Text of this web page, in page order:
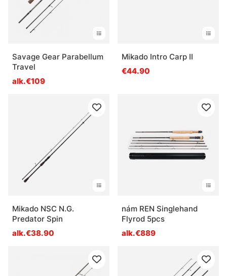
Savage Gear Parabellum
Travel
alk.€109
Mikado Intro Carp II
€44.90
Mikado NSC N.G.
Predator Spin
alk.€38.90
nám REN Singlehand
Flyrod 5pcs
alk.€889